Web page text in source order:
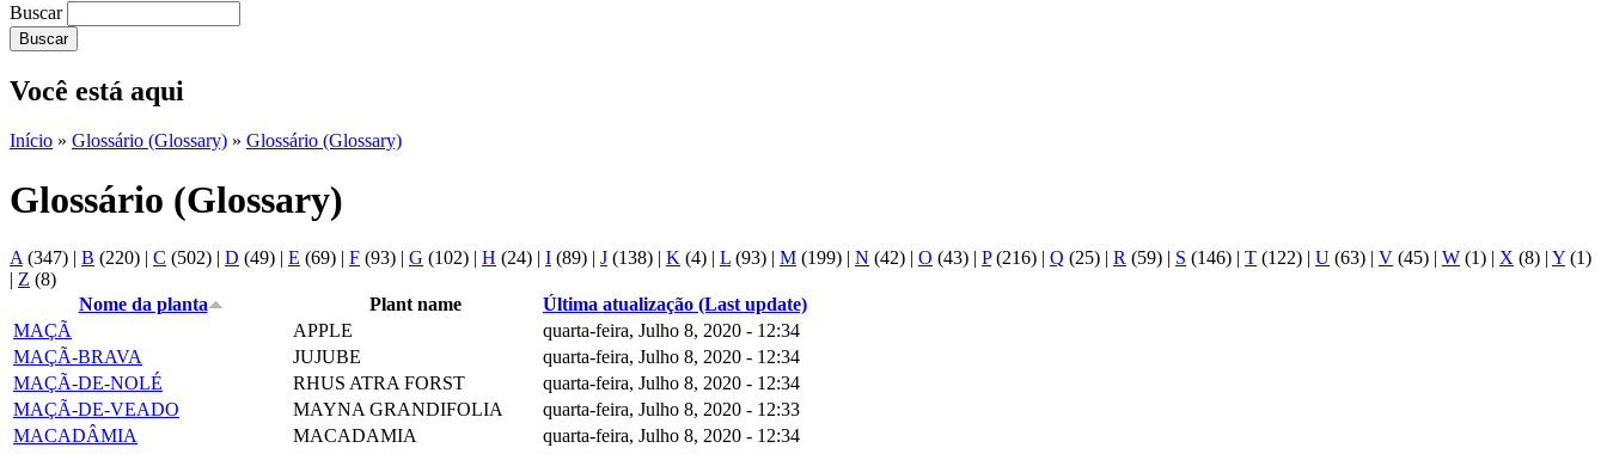
Buscar
Você está aqui
Início » Glossário (Glossary) » Glossário (Glossary)
Glossário (Glossary)
A (347) | B (220) | C (502) | D (49) | E (69) | F (93) | G (102) | H (24) | I (89) | J (138) | K (4) | L (93) | M (199) | N (42) | O (43) | P(216) | Q (25) | R (59) | S (146) | T (122) | U (63) | V (45) | W (1) | X (8) | Y (1)
| Z (8)
Nome da planta
Plant name
Última atualização (Last update)
MAÇÃ
APPLE
quarta-feira, Julho 8, 2020 - 12:34
MAÇÃ-BRAVA
JUJUBE
quarta-feira, Julho 8, 2020 - 12:34
MAÇÃ-DE-NOLÉ
RHUS ATRA FORST
quarta-feira, Julho 8, 2020 - 12:34
MAÇÃ-DE-VEADO
MAYNA GRANDIFOLIA
quarta-feira, Julho 8, 2020 - 12:33
MACADÂMIA
MACADAMIA
quarta-feira, Julho 8, 2020 - 12:34